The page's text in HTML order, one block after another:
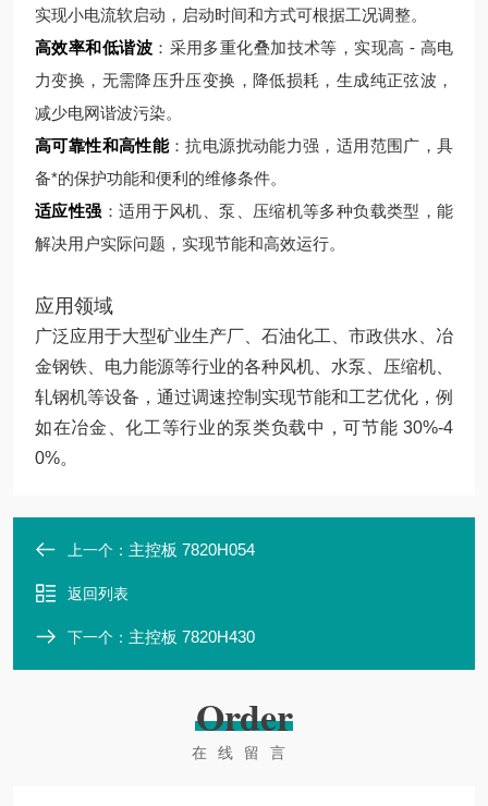
实现小电流软启动，启动时间和方式可根据工况调整。
高效率和低谐波 ：采用多重化叠加技术等，实现高 - 高电
力变换，无需降压升压变换，降低损耗，生成纯正弦波，
减少电网谐波污染。
高可靠性和高性能：抗电源扰动能力强，适用范围广，具
备*的保护功能和便利的维修条件。
适应性强 ：适用于风机、泵、压缩机等多种负载类型，能
解决用户实际问题，实现节能和高效运行。
应用领域
广泛应用于大型矿业生产厂、石油化工、市政供水、冶
金钢铁、电力能源等行业的各种风机、水泵、压缩机、
轧钢机等设备，通过调速控制实现节能和工艺优化，例
如在冶金、化工等行业的泵类负载中，可节能 30%-4
0%。
上一个： 主控板 7820H054
返回列表
下一个： 主控板 7820H430
Order
在线留言